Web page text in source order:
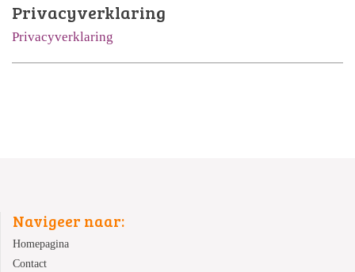
Privacyverklaring
Privacyverklaring
Navigeer naar:
Homepagina
Contact